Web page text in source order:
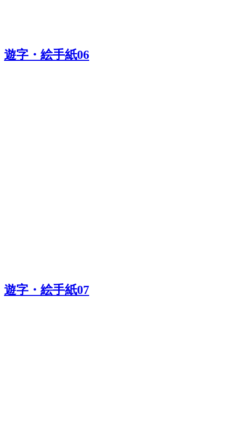
遊字・絵手紙06
遊字・絵手紙07